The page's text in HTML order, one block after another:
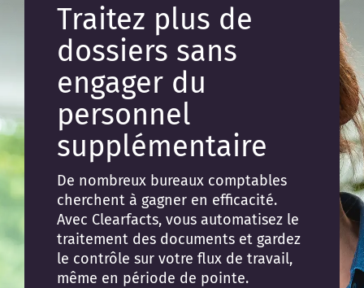
Traitez plus de
dossiers sans
engager du
personnel
supplémentaire
De nombreux bureaux comptables
cherchent à gagner en efficacité.
Avec Clearfacts, vous automatisez le
traitement des documents et gardez
le contrôle sur votre flux de travail,
même en période de pointe.